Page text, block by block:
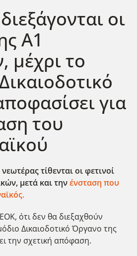
οι
Α1
μέχρι το
για
του
τίθενται οι φετινοί
μετά και τηνένσταση που
ότι δεν θα διεξαχθούν
Δικαιοδοτικό Όργανο της
την σχετική απόφαση.